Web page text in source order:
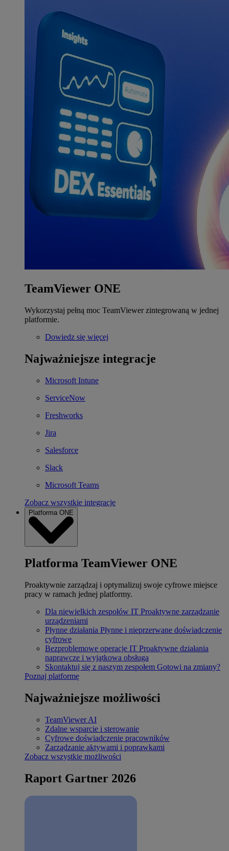
TeamViewer ONE
Wykorzystaj pełną moc TeamViewer zintegrowaną w jednej
platformie.
Dowiedz się więcej
Najważniejsze integracje
Microsoft Intune
ServiceNow
Freshworks
Jira
Salesforce
Slack
Microsoft Teams
Zobacz wszystkie integracje
Platforma ONE
Platforma TeamViewer ONE
Proaktywnie zarządzaj i optymalizuj swoje cyfrowe miejsce
pracy w ramach jednej platformy.
Dla niewielkich zespołów IT Proaktywne zarządzanie
urządzeniami
Płynne działania Płynne i nieprzerwane doświadczenie
cyfrowe
Bezproblemowe operacje IT Proaktywne działania
naprawcze i wyjątkowa obsługa
Skontaktuj się z naszym zespołem Gotowi na zmiany?
Poznaj platformę
Najważniejsze możliwości
TeamViewer AI
Zdalne wsparcie i sterowanie
Cyfrowe doświadczenie pracowników
Zarządzanie aktywami i poprawkami
Zobacz wszystkie możliwości
Raport Gartner 2026